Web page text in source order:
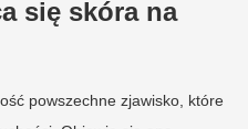
się skóra na
powszechne zjawisko, które